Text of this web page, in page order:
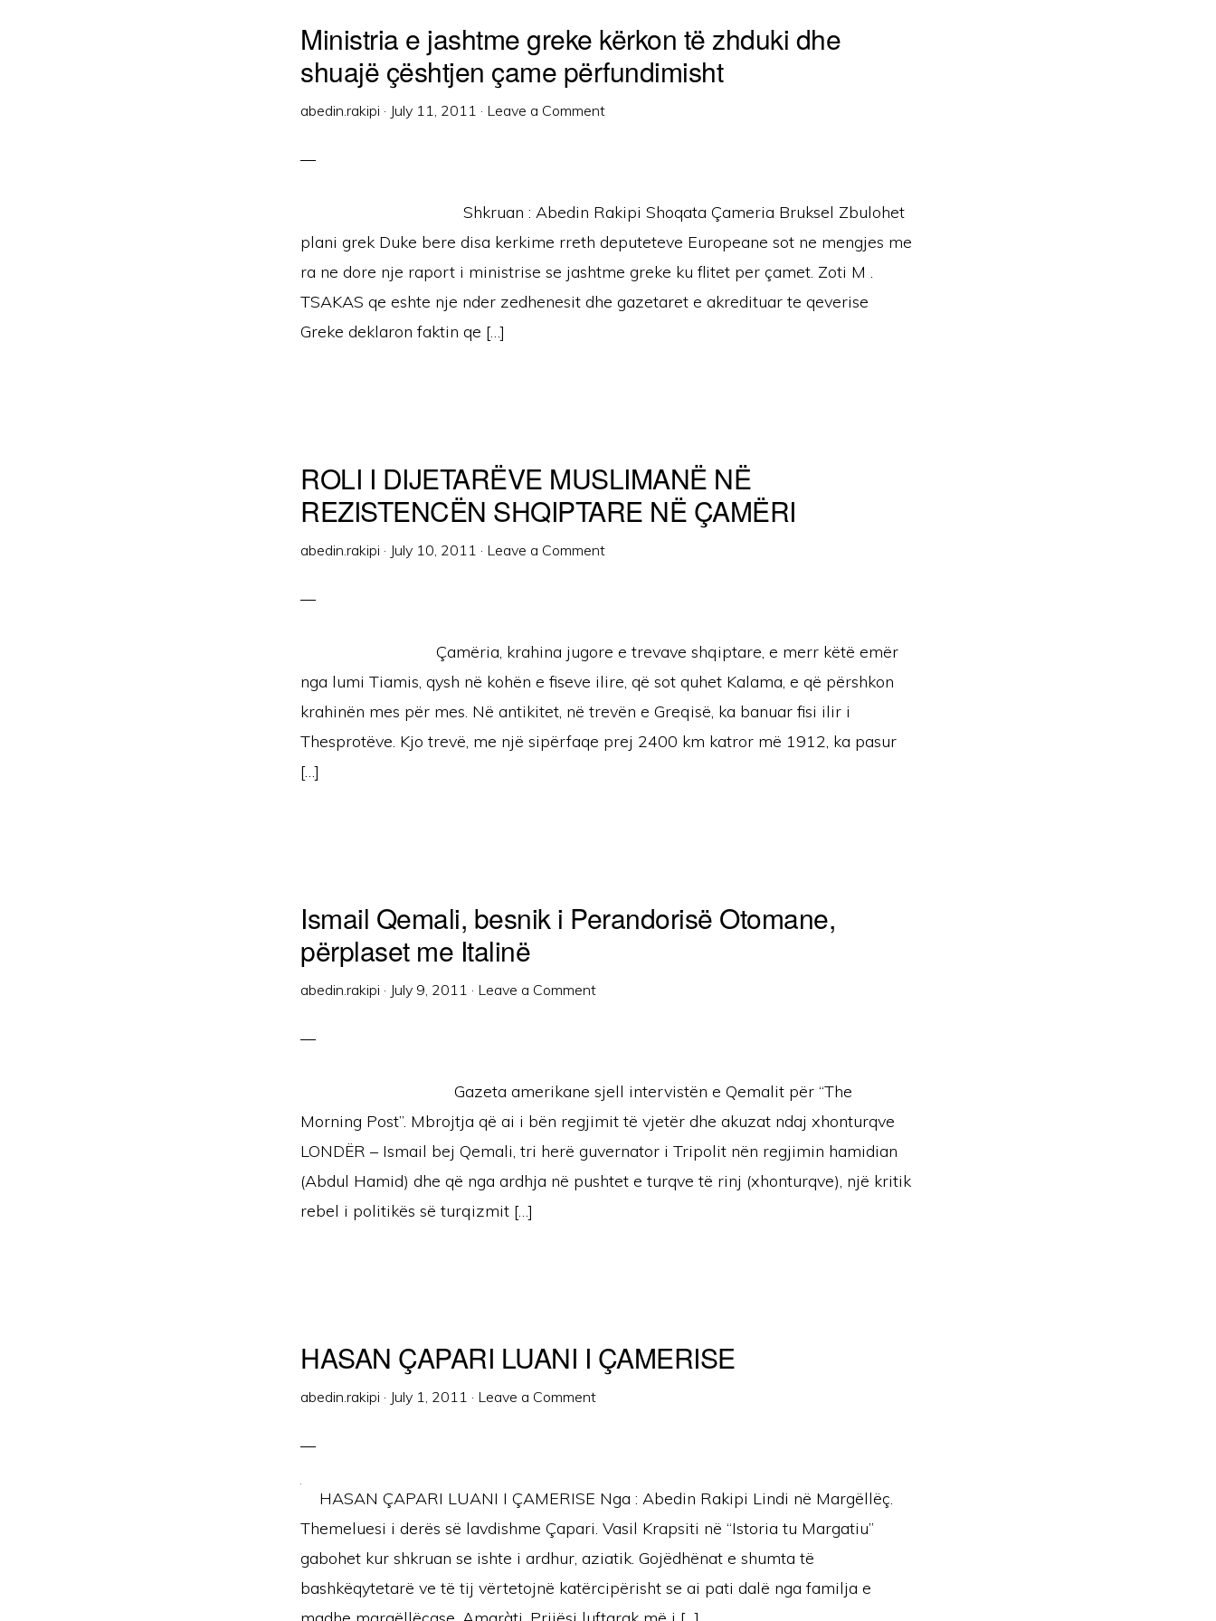
Ministria e jashtme greke kërkon të zhduki dhe
shuajë çështjen çame përfundimisht
abedin.rakipi · July 11, 2011 · Leave a Comment
Shkruan : Abedin Rakipi Shoqata Çameria Bruksel Zbulohet
plani grek Duke bere disa kerkime rreth deputeteve Europeane sot ne mengjes me
ra ne dore nje raport i ministrise se jashtme greke ku flitet per çamet. Zoti M .
TSAKAS qe eshte nje nder zedhenesit dhe gazetaret e akredituar te qeverise
Greke deklaron faktin qe […]
ROLI I DIJETARËVE MUSLIMANË NË
REZISTENCËN SHQIPTARE NË ÇAMËRI
abedin.rakipi · July 10, 2011 · Leave a Comment
Çamëria, krahina jugore e trevave shqiptare, e merr këtë emër
nga lumi Tiamis, qysh në kohën e fiseve ilire, që sot quhet Kalama, e që përshkon
krahinën mes për mes. Në antikitet, në trevën e Greqisë, ka banuar fisi ilir i
Thesprotëve. Kjo trevë, me një sipërfaqe prej 2400 km katror më 1912, ka pasur
[…]
Ismail Qemali, besnik i Perandorisë Otomane,
përplaset me Italinë
abedin.rakipi · July 9, 2011 · Leave a Comment
Gazeta amerikane sjell intervistën e Qemalit për “The
Morning Post”. Mbrojtja që ai i bën regjimit të vjetër dhe akuzat ndaj xhonturqve
LONDËR – Ismail bej Qemali, tri herë guvernator i Tripolit nën regjimin hamidian
(Abdul Hamid) dhe që nga ardhja në pushtet e turqve të rinj (xhonturqve), një kritik
rebel i politikës së turqizmit […]
HASAN ÇAPARI LUANI I ÇAMERISE
abedin.rakipi · July 1, 2011 · Leave a Comment
HASAN ÇAPARI LUANI I ÇAMERISE Nga : Abedin Rakipi Lindi në Margëllëç.
Themeluesi i derës së lavdishme Çapari. Vasil Krapsiti në “Istoria tu Margatiu”
gabohet kur shkruan se ishte i ardhur, aziatik. Gojëdhënat e shumta të
bashkëqytetarë ve të tij vërtetojnë katërcipërisht se ai pati dalë nga familja e